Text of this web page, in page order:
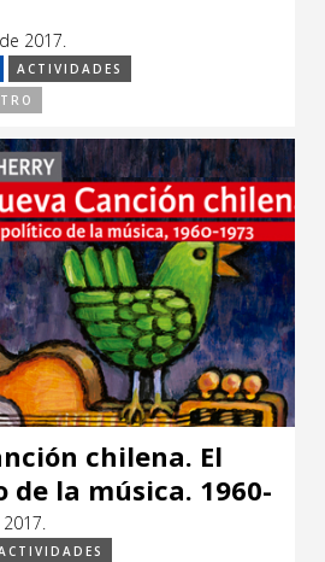
2017.
ACTIVIDADES
chilena. El
de la música. 1960-